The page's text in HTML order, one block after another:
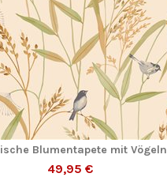
Blumentapete mit Vögeln
49,95 €